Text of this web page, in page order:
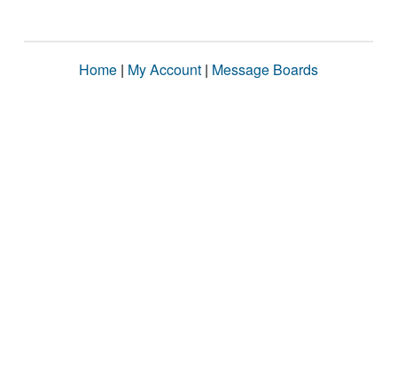
Home | My Account | Message Boards